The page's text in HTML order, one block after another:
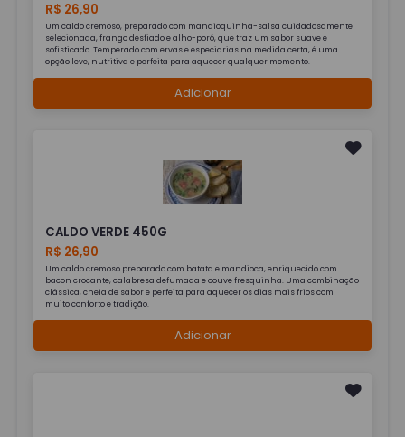
R$ 26,90
Um caldo cremoso, preparado com mandioquinha-salsa cuidadosamente
selecionada, frango desfiado e alho-poró, que traz um sabor suave e
sofisticado. Temperado com ervas e especiarias na medida certa, é uma
opção leve, nutritiva e perfeita para aquecer qualquer momento.
Adicionar
CALDO VERDE 450G
R$ 26,90
Um caldo cremoso preparado com batata e mandioca, enriquecido com
bacon crocante, calabresa defumada e couve fresquinha. Uma combinação
clássica, cheia de sabor e perfeita para aquecer os dias mais frios com
muito conforto e tradição.
Adicionar